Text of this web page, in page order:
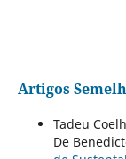
Artigos
Tadeu
De